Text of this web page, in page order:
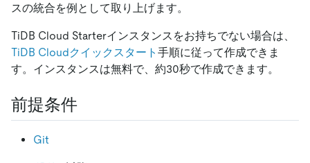
スの統合を例として取り上げます。
TiDB Cloud Starterインスタンスをお持ちでない場合は、
TiDB Cloudクイックスタート 手順に従って作成できま
す。インスタンスは無料で、約30秒で作成できます。
前提条件
Git